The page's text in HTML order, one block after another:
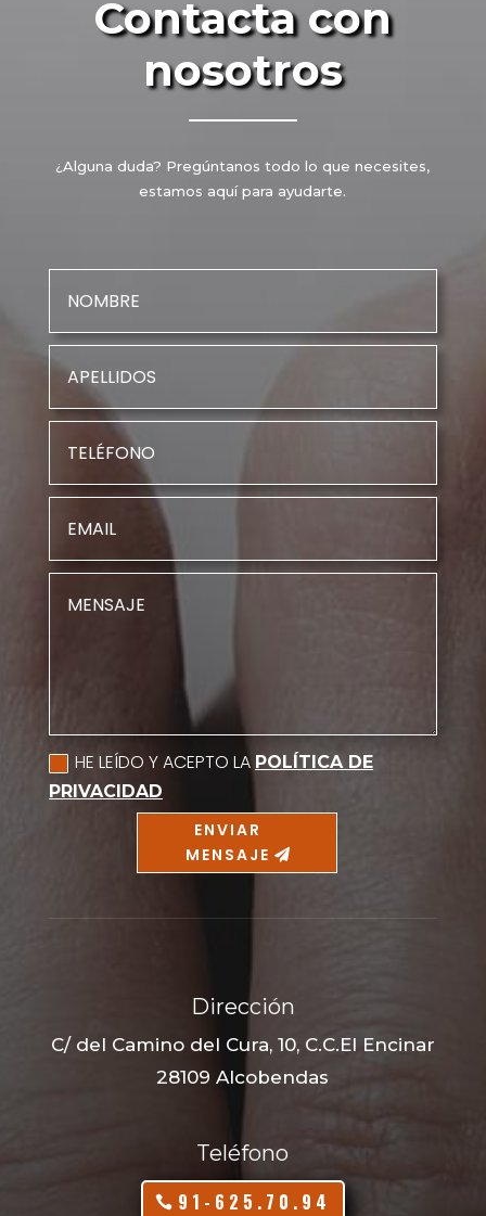
Contacta con
nosotros
¿Alguna duda? Pregúntanos todo lo que necesites,
estamos aquí para ayudarte.
HE LEÍDO Y ACEPTO LA POLÍTICA DE
PRIVACIDAD
ENVIAR
MENSAJE
Dirección
C/ del Camino del Cura, 10, C.C.El Encinar
28109 Alcobendas
Teléfono
91-625.70.94